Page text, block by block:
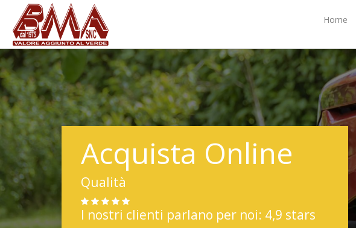
Home
Acquista Online
Qualità
I nostri clienti parlano per noi: 4,9 stars